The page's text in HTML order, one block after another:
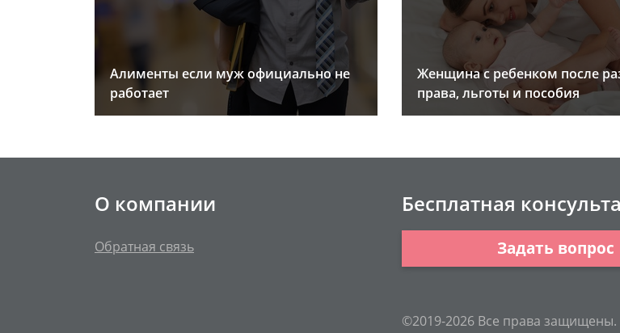
Алименты если муж официально не
работает
Женщина с ребенком после
права, льготы и пособия
О компании
Обратная связь
Бесплатная
Задать вопрос
©2019-2026 Все права защищены.